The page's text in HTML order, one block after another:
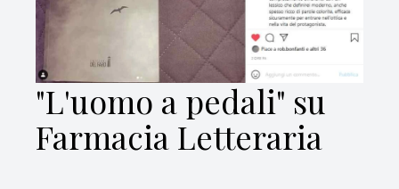
"L'uomo a pedali" su
Farmacia Letteraria